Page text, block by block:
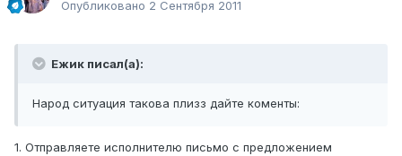
Опубликовано 2 Сентября 2011
Ежик писал(а):
Народ ситуация такова плизз дайте коменты:
1. Отправляете исполнителю письмо с предложением